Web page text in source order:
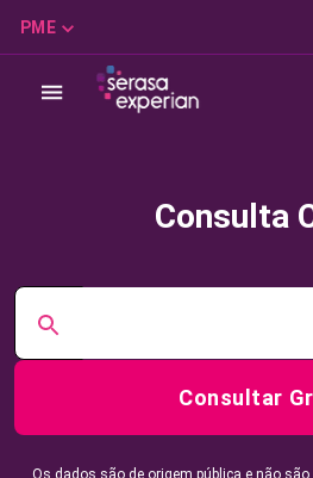
PME
Consulta
Consultar
Os dados são de origem pública e não